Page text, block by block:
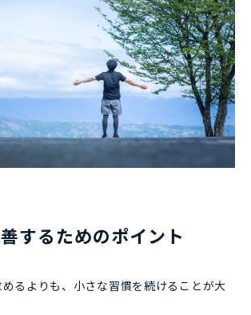
するためのポイント
るよりも、小さな習慣を続けることが大